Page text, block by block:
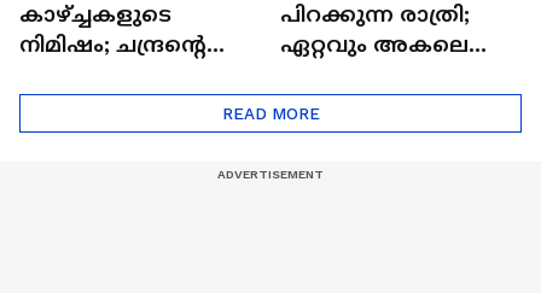
കാഴ്ച്ചകളുടെ
നിമിഷം; ചന്ദ്രന്റെ
ഒറിയോണിന്റെ യാത്ര
ആരംഭിച്ചു
പിറക്കുന്ന രാത്രി;
ഏറ്റവും അകലെ
READ MORE